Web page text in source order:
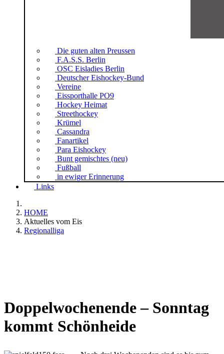
Die guten alten Preussen
F.A.S.S. Berlin
OSC Eisladies Berlin
Deutscher Eishockey-Bund
Vereine
Eissporthalle PO9
Hockey Heimat
Streethockey
Krümel
Cassandra
Fanartikel
Para Eishockey
Bunt gemischtes (neu)
Fußball
in ewiger Erinnerung
Links
HOME
Aktuelles vom Eis
Regionalliga
Doppelwochenende – Sonntag
kommt Schönheide